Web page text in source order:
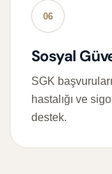
06
Sosyal
SGK
hastalığı ve
destek.